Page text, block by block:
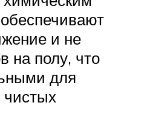
и не
на полу, что
для
чистых